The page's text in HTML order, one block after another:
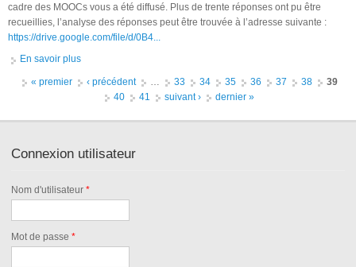
cadre des MOOCs vous a été diffusé. Plus de trente réponses ont pu être
recueillies, l’analyse des réponses peut être trouvée à l’adresse suivante :
https://drive.google.com/file/d/0B4...
En savoir plus
Pages« premier ‹ précédent … 33 34 35 36 37 38
39
40
41 suivant › dernier »
Connexion utilisateur
Nom d'utilisateur*
Mot de passe*